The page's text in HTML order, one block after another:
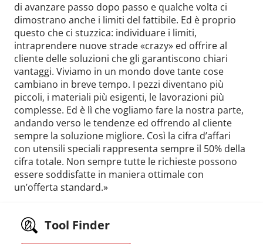
di avanzare passo dopo passo e qualche volta ci
dimostrano anche i limiti del fattibile. Ed è proprio
questo che ci stuzzica: individuare i limiti,
intraprendere nuove strade «crazy» ed offrire al
cliente delle soluzioni che gli garantiscono chiari
vantaggi. Viviamo in un mondo dove tante cose
cambiano in breve tempo. I pezzi diventano più
piccoli, i materiali più esigenti, le lavorazioni più
complesse. Ed è lì che vogliamo fare la nostra parte,
andando verso le tendenze ed offrendo al cliente
sempre la soluzione migliore. Così la cifra d’affari
con utensili speciali rappresenta sempre il 50% della
cifra totale. Non sempre tutte le richieste possono
essere soddisfatte in maniera ottimale con
un’offerta standard.»
Tool Finder